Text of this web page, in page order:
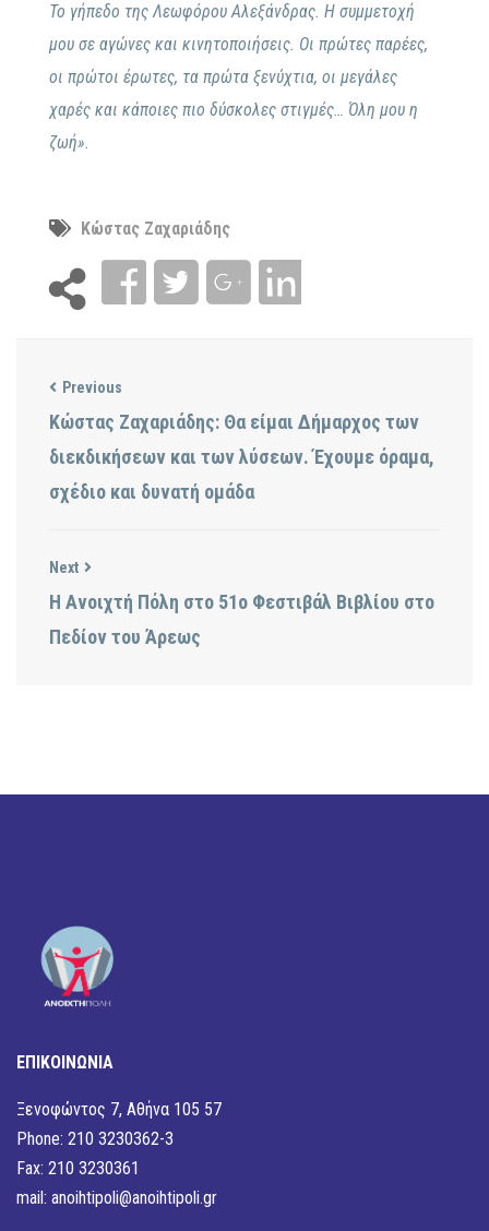
Το γήπεδο της Λεωφόρου Αλεξάνδρας. Η συμμετοχή
μου σε αγώνες και κινητοποιήσεις. Οι πρώτες παρέες,
οι πρώτοι έρωτες, τα πρώτα ξενύχτια, οι μεγάλες
χαρές και κάποιες πιο δύσκολες στιγμές… Όλη μου η
ζωή».
Κώστας Ζαχαριάδης
Previous
Κώστας Ζαχαριάδης: Θα είμαι Δήμαρχος των
διεκδικήσεων και των λύσεων. Έχουμε όραμα,
σχέδιο και δυνατή ομάδα
Next
Η Ανοιχτή Πόλη στο 51ο Φεστιβάλ Βιβλίου στο
Πεδίον του Άρεως
ΕΠΙΚΟΙΝΩΝΙΑ
Ξενοφώντος 7, Αθήνα 105 57
Phone: 210 3230362-3
Fax: 210 3230361
mail: anoihtipoli@anoihtipoli.gr